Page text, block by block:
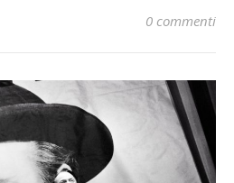
0 commenti